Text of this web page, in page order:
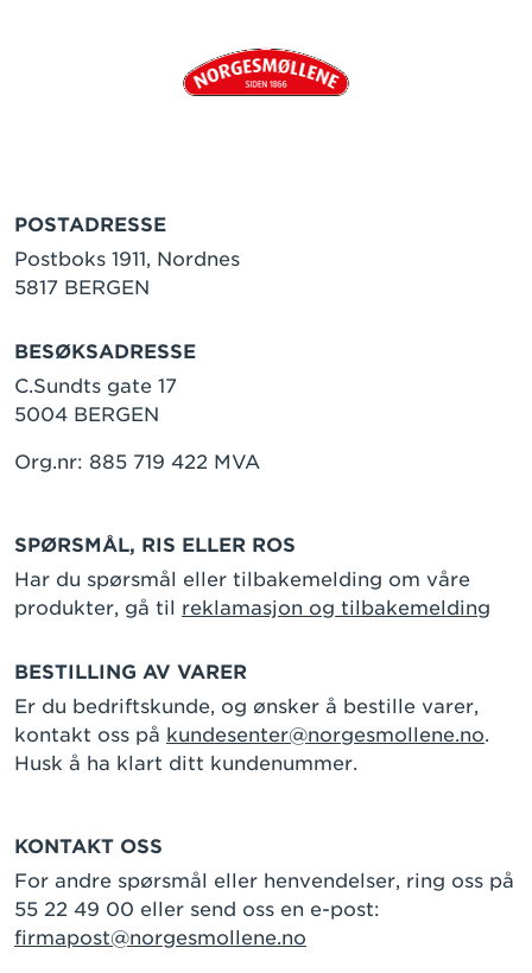
POSTADRESSE
Postboks 1911, Nordnes
5817 BERGEN
BESØKSADRESSE
C.Sundts gate 17
5004 BERGEN
Org.nr: 885 719 422 MVA
SPØRSMÅL, RIS ELLER ROS
Har du spørsmål eller tilbakemelding om våre
produkter, gå til reklamasjon og tilbakemelding
BESTILLING AV VARER
Er du bedriftskunde, og ønsker å bestille varer,
kontakt oss på kundesenter@norgesmollene.no.
Husk å ha klart ditt kundenummer.
KONTAKT OSS
For andre spørsmål eller henvendelser, ring oss på
55 22 49 00 eller send oss en e-post:
firmapost@norgesmollene.no